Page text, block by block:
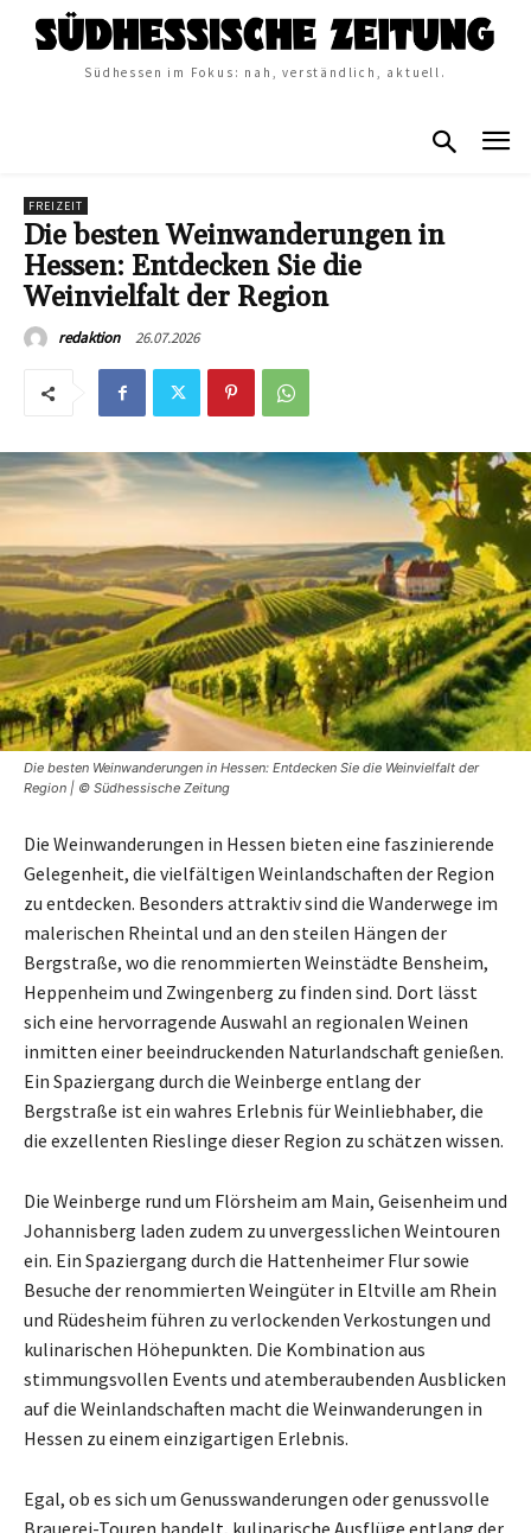
Südhessen im Fokus: nah, verständlich, aktuell.
FREIZEIT
Die besten Weinwanderungen in
Hessen: Entdecken Sie die
Weinvielfalt der Region
redaktion 26.07.2026
Die besten Weinwanderungen in Hessen: Entdecken Sie die Weinvielfalt der
Region | © Südhessische Zeitung
Die Weinwanderungen in Hessen bieten eine faszinierende
Gelegenheit, die vielfältigen Weinlandschaften der Region
zu entdecken. Besonders attraktiv sind die Wanderwege im
malerischen Rheintal und an den steilen Hängen der
Bergstraße, wo die renommierten Weinstädte Bensheim,
Heppenheim und Zwingenberg zu finden sind. Dort lässt
sich eine hervorragende Auswahl an regionalen Weinen
inmitten einer beeindruckenden Naturlandschaft genießen.
Ein Spaziergang durch die Weinberge entlang der
Bergstraße ist ein wahres Erlebnis für Weinliebhaber, die
die exzellenten Rieslinge dieser Region zu schätzen wissen.
Die Weinberge rund um Flörsheim am Main, Geisenheim und
Johannisberg laden zudem zu unvergesslichen Weintouren
ein. Ein Spaziergang durch die Hattenheimer Flur sowie
Besuche der renommierten Weingüter in Eltville am Rhein
und Rüdesheim führen zu verlockenden Verkostungen und
kulinarischen Höhepunkten. Die Kombination aus
stimmungsvollen Events und atemberaubenden Ausblicken
auf die Weinlandschaften macht die Weinwanderungen in
Hessen zu einem einzigartigen Erlebnis.
Egal, ob es sich um Genusswanderungen oder genussvolle
Brauerei-Touren handelt, kulinarische Ausflüge entlang der